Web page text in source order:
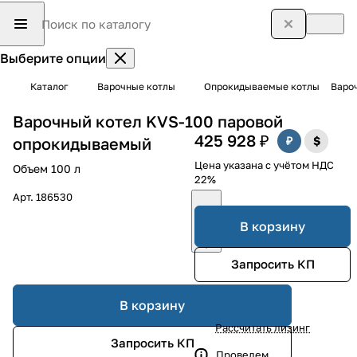
Выберите опции
Каталог Варочные котлы Опрокидываемые котлы
Варочный котел KVS-100 паровой
опрокидываемый
Объем 100 л
Арт. 186530
В корзину
Запросить КП
425 928 ₽
Цена указана с учётом НДС
22%
В корзину
Запросить КП
Рассчитать лизинг